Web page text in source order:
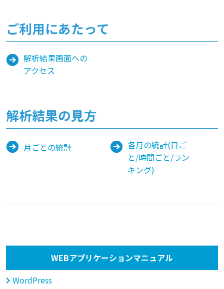
ご利用にあたって
解析結果画面への
アクセス
解析結果の見方
月ごとの統計
各月の統計(日ご
と/時間ごと/ラン
キング)
WEBアプリケーションマニュアル
WordPress